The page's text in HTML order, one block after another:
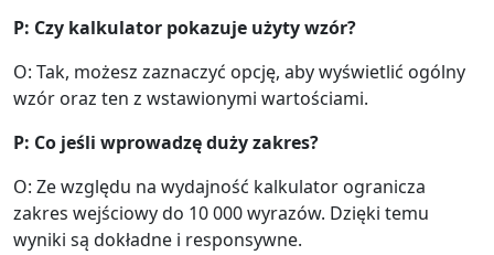
P: Czy kalkulator pokazuje użyty wzór?
O: Tak, możesz zaznaczyć opcję, aby wyświetlić ogólny
wzór oraz ten z wstawionymi wartościami.
P: Co jeśli wprowadzę duży zakres?
O: Ze względu na wydajność kalkulator ogranicza
zakres wejściowy do 10 000 wyrazów. Dzięki temu
wyniki są dokładne i responsywne.